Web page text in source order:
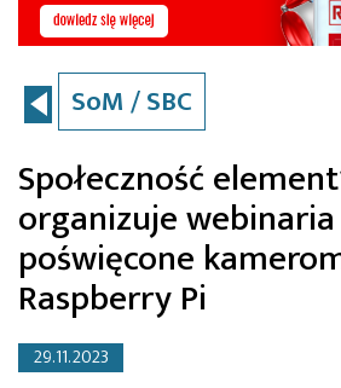
SoM / SBC
Społeczność
organizuje webinaria
poświęcone
Raspberry Pi
29.11.2023